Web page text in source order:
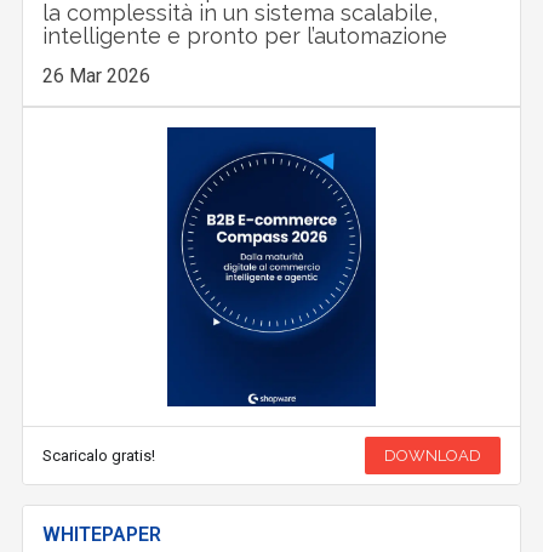
la complessità in un sistema scalabile,
intelligente e pronto per l’automazione
26 Mar 2026
Scaricalo gratis! DOWNLOAD
WHITEPAPER